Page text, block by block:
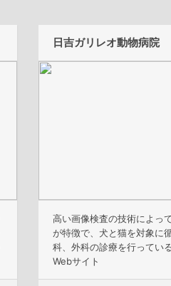
日吉ガリレオ動物病院
高い画像検査の技術によっ
が特徴で、犬と猫を対象に
科、外科の診療を行ってい
Webサイト